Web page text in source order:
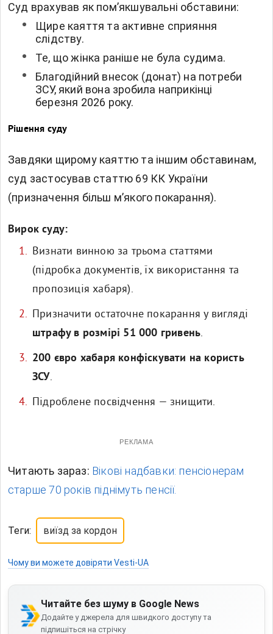
Суд врахував як пом’якшувальні обставини:
Щире каяття та активне сприяння
слідству.
Те, що жінка раніше не була судима.
Благодійний внесок (донат) на потреби
ЗСУ, який вона зробила наприкінці
березня 2026 року.
Рішення суду
Завдяки щирому каяттю та іншим обставинам,
суд застосував статтю 69 КК України
(призначення більш м’якого покарання).
Вирок суду:
Визнати винною за трьома статтями
(підробка документів, їх використання та
пропозиція хабаря).
Призначити остаточне покарання у вигляді
штрафу в розмірі 51 000 гривень.
200 євро хабаря конфіскувати на користь
ЗСУ.
Підроблене посвідчення — знищити.
РЕКЛАМА
Читають зараз: Вікові надбавки: пенсіонерам
старше 70 років піднімуть пенсії.
Теги: виїзд за кордон
Чому ви можете довіряти Vesti-UA
Читайте без шуму в Google News
Додайте у джерела для швидкого доступу та
підпишіться на стрічку